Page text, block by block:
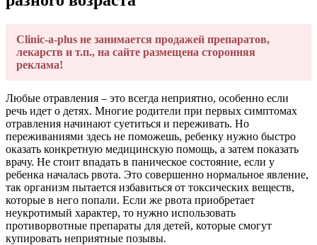
Clinic-a-plus не занимается продажей препаратов,
лекарств и т.п., на сайте размещена сторонняя
реклама!
Любые отравления – это всегда неприятно, особенно если
речь идет о детях. Многие родители при первых симптомах
отравления начинают суетиться и переживать. Но
переживаниями здесь не поможешь, ребенку нужно быстро
оказать конкретную медицинскую помощь, а затем показать
врачу. Не стоит впадать в паническое состояние, если у
ребенка началась рвота. Это совершенно нормальное явление,
так организм пытается избавиться от токсических веществ,
которые в него попали. Если же рвота приобретает
неукротимый характер, то нужно использовать
противорвотные препараты для детей, которые смогут
купировать неприятные позывы.